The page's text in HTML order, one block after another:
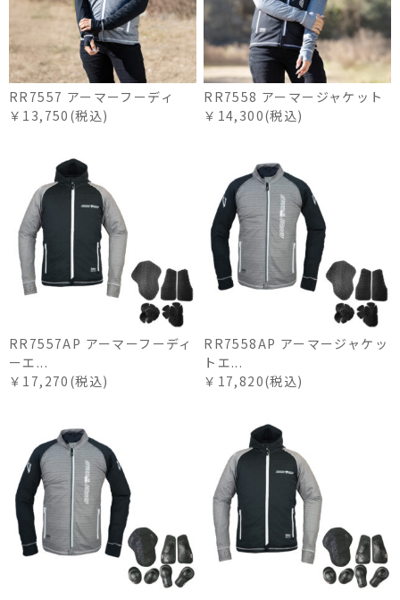
RR7557 アーマーフーディ
￥13,750(税込)
RR7558 アーマージャケット
￥14,300(税込)
RR7557AP アーマーフーディ
ーエ...
￥17,270(税込)
RR7558AP アーマージャケッ
トエ...
￥17,820(税込)